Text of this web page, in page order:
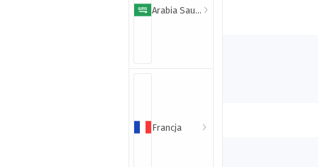
Arabia Saudyjska
Francja